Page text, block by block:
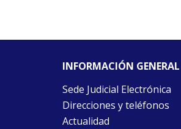
INFORMACIÓN GENERAL
Sede Judicial Electrónica
Direcciones y teléfonos
Actualidad